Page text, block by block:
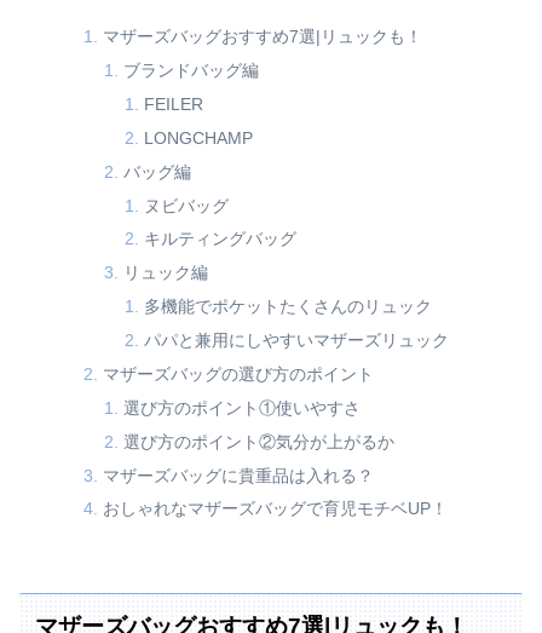
マザーズバッグおすすめ7選|リュックも！
ブランドバッグ編
FEILER
LONGCHAMP
バッグ編
ヌビバッグ
キルティングバッグ
リュック編
多機能でポケットたくさんのリュック
パパと兼用にしやすいマザーズリュック
マザーズバッグの選び方のポイント
選び方のポイント①使いやすさ
選び方のポイント②気分が上がるか
マザーズバッグに貴重品は入れる？
おしゃれなマザーズバッグで育児モチベUP！
マザーズバッグおすすめ7選|リュックも！